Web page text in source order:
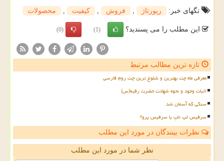
تگهای خبر:
رپورتاژ فروش كیفیت محصولات
این مطلب را می پسندید؟ (1)
(0)
تازه ترین مطالب مرتبط
معرفی ماه چت بهترین و شلوغ ترین چت روم فارسی
اثبات وجود و نحوه شهادت حضرت رقیه(س)
سنگی که آسمان شد
سرفیس لپ تاپ یا سرفیس پرو؟
نظرات بینندگان در مورد این مطلب
نظر شما در مورد این مطلب